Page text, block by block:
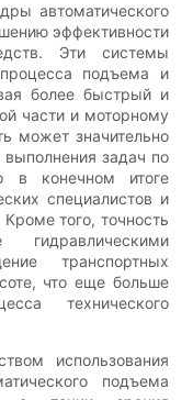
автоматического
эффективности
Эти системы
подъема и
более быстрый и
части и моторному
может значительно
задач по
в конечном итоге
специалистов и
того, точность
транспортных
что еще больше
технического
использования
подъема